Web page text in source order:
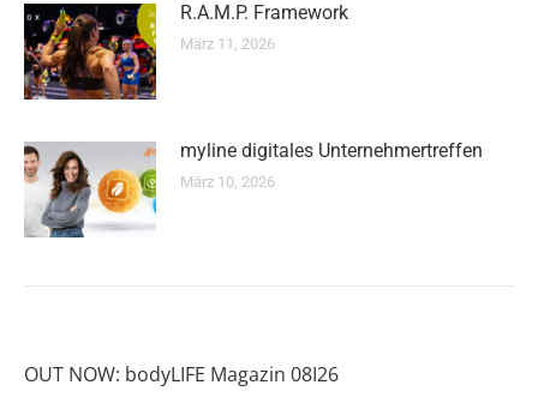
R.A.M.P. Framework
März 11, 2026
myline digitales Unternehmertreffen
März 10, 2026
OUT NOW: bodyLIFE Magazin 08I26